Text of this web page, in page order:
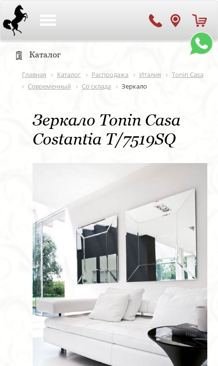
Каталог
Главная Каталог Распродажа Италия
Tonin Casa
Современный
Со склада Зеркало
Зеркало Tonin Casa
Costantia T/7519SQ